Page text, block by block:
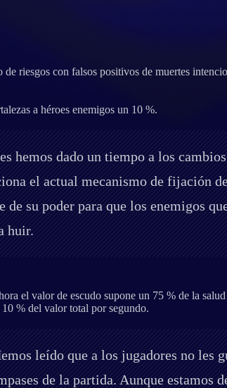
riesgos con falsos positivos de muertes
a héroes enemigos un 10 %.
hemos dado un tiempo a los
el actual mecanismo de fijación
de su poder para que los enemigos
huir.
el valor de escudo supone un 75 % de la
% del valor total por segundo.
leído que a los jugadores no les
de la partida. Aunque estamos